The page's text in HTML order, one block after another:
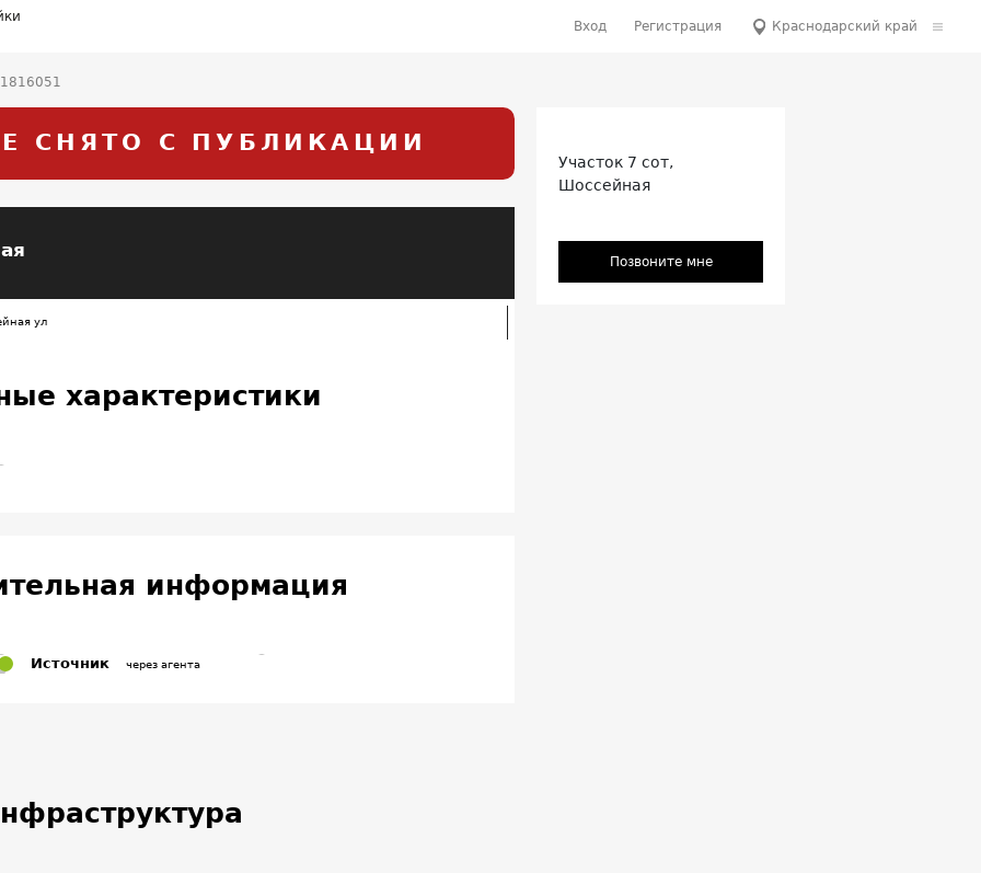
Вход Регистрация Краснодарский край
СНЯТО С ПУБЛИКАЦИИ
ул
характеристики
информация
Источник через агента
Участок 7 сот,
Шоссейная
Позвоните мне